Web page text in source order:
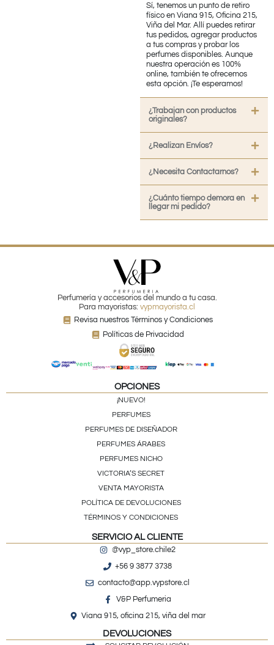
Sí, tenemos un punto de retiro
físico en Viana 915, Oficina 215,
Viña del Mar. Allí puedes retirar
tus pedidos, agregar productos
a tus compras y probar los
perfumes disponibles. Aunque
nuestra operación es 100%
online, también te ofrecemos
esta opción. ¡Te esperamos!
¿Trabajan con productos
originales?
¿Realizan Envíos?
¿Necesita Contactarnos?
¿Cuánto tiempo demora en
llegar mi pedido?
Perfumería y accesorios del mundo a tu casa.
Para mayoristas: vypmayorista.cl
Revisa nuestros Términos y Condiciones
Políticas de Privacidad
OPCIONES
¡NUEVO!
PERFUMES
PERFUMES DE DISEÑADOR
PERFUMES ÁRABES
PERFUMES NICHO
VICTORIA’S SECRET
VENTA MAYORISTA
POLÍTICA DE DEVOLUCIONES
TÉRMINOS Y CONDICIONES
SERVICIO AL CLIENTE
@vyp_store.chile2
+56 9 3877 3738
contacto@app.vypstore.cl
V&P Perfumeria
Viana 915, oficina 215, viña del mar
DEVOLUCIONES